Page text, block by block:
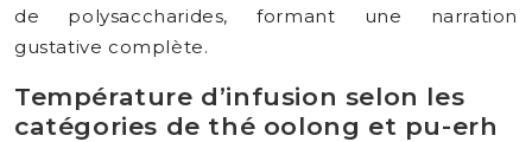
de polysaccharides, formant une narration
gustative complète.
Température d’infusion selon les
catégories de thé oolong et pu-erh